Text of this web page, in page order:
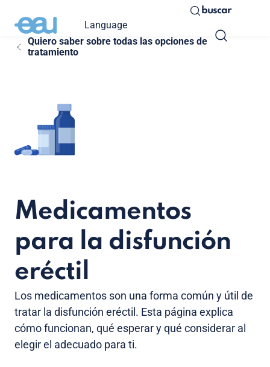
Language
buscar
Quiero saber sobre todas las opciones de
tratamiento
Medicamentos
para la disfunción
eréctil
Los medicamentos son una forma común y útil de
tratar la disfunción eréctil. Esta página explica
cómo funcionan, qué esperar y qué considerar al
elegir el adecuado para ti.